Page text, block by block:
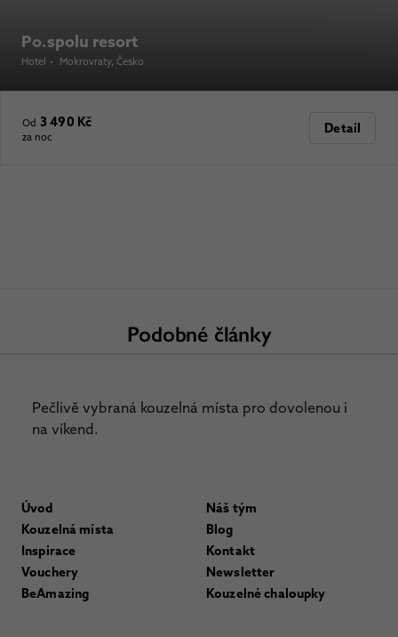
Po.spolu resort
Hotel • Mokrovraty, Česko
Od 3 490 Kč
za noc
Detail
Podobné články
Pečlivě vybraná kouzelná místa pro dovolenou i
na víkend.
Úvod
Kouzelná místa
Inspirace
Vouchery
BeAmazing
Náš tým
Blog
Kontakt
Newsletter
Kouzelné chaloupky